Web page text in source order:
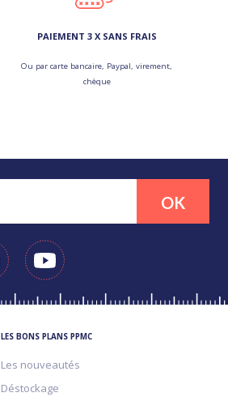
PAIEMENT 3 X SANS FRAIS
Ou par carte bancaire, Paypal, virement,
chèque
OK
LES BONS PLANS PPMC
Les nouveautés
Déstockage